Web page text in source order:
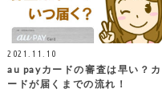
2021.11.10
au payカードの審査は早い？カ
ードが届くまでの流れ！